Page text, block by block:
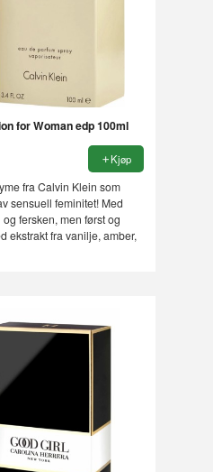
for Woman edp 100ml
Kjøp
fra Calvin Klein som
sensuell feminitet! Med
fersken, men først og
ekstrakt fra vanilje, amber,